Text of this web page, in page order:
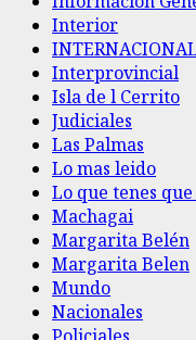
Interior
INTERNACIONAL
Interprovincial
Isla de l Cerrito
Judiciales
Las Palmas
Lo mas leido
Lo que tenes
Machagai
Margarita Belén
Margarita Belen
Mundo
Nacionales
Policiales